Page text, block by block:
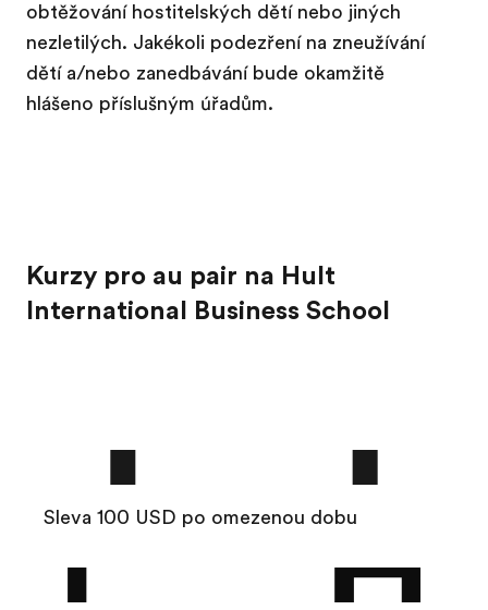
obtěžování hostitelských dětí nebo jiných
nezletilých. Jakékoli podezření na zneužívání
dětí a/nebo zanedbávání bude okamžitě
hlášeno příslušným úřadům.
Kurzy pro au pair na Hult
International Business School
Sleva 100 USD po omezenou dobu